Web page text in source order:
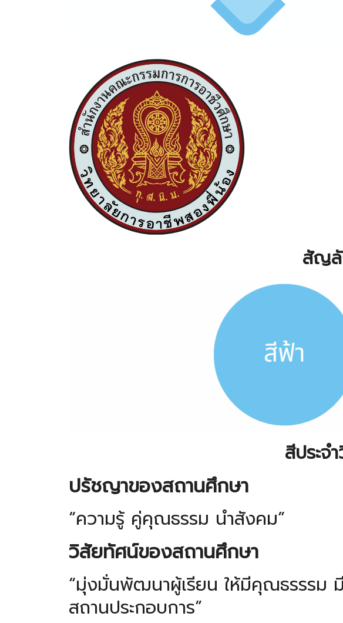
สัญลั
สีประจ
ปรัชญาของสถานศึกษา
“ความรู้ คู่คุณธรรม นำสังคม”
วิสัยทัศน์ของสถานศึกษา
“มุ่งมั่นพัฒนาผู้เรียน ให้มีคุณธรรรม
สถานประกอบการ”